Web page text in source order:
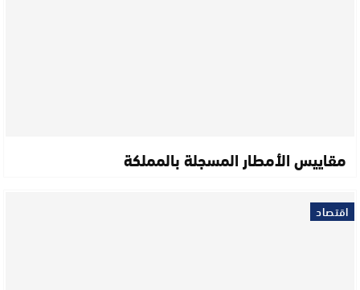
مقاييس الأمطار المسجلة بالمملكة
اقتصاد